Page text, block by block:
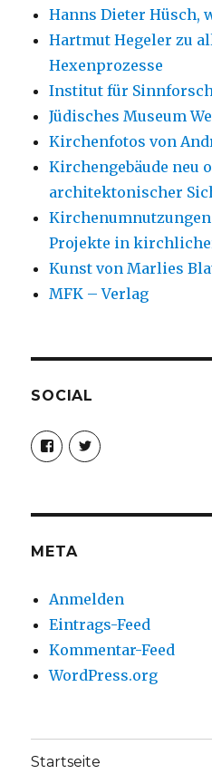
Hanns Dieter Hüsch,
Hartmut Hegeler zu
Hexenprozesse
Institut für
Jüdisches Museum
Kirchenfotos von
Kirchengebäude neu
architektonischer
Projekte in
Kunst von Marlies
MFK – Verlag
SOCIAL
Profil
von
christoph.fleischer1
anzeigen
Profil
von
anzeigen
META
Anmelden
Eintrags-Feed
Kommentar-Feed
WordPress.org
Startseite